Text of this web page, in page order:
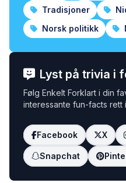
Tradisjoner
Norsk politikk
Lyst på trivia i
Følg Enkelt Forklart i din
interessante fun-facts rett
Facebook X
Snapchat